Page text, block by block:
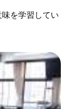
を学習してい